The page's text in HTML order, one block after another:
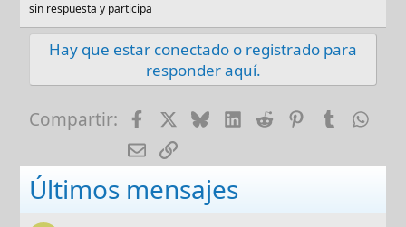
sin respuesta y participa
Hay que estar conectado o registrado para
responder aquí.
Compartir: FacebookBlueskyLinkedIn
RedditPinterest
Tumblr
E-mailEnlace
Últimos mensajes